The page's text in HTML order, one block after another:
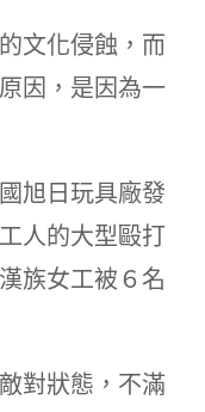
文化侵蝕，而
因，是因為一
旭日玩具廠發
人的大型毆打
族女工被６名
對狀態，不滿